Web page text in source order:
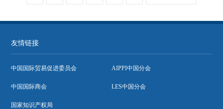
友情链接
中国国际贸易促进委员会 AIPPI中国分会
中国国际商会 LES中国分会
国家知识产权局